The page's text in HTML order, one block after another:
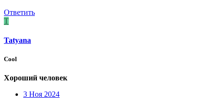
Ответить
T
Tatyana
Cool
Хороший человек
3 Ноя 2024